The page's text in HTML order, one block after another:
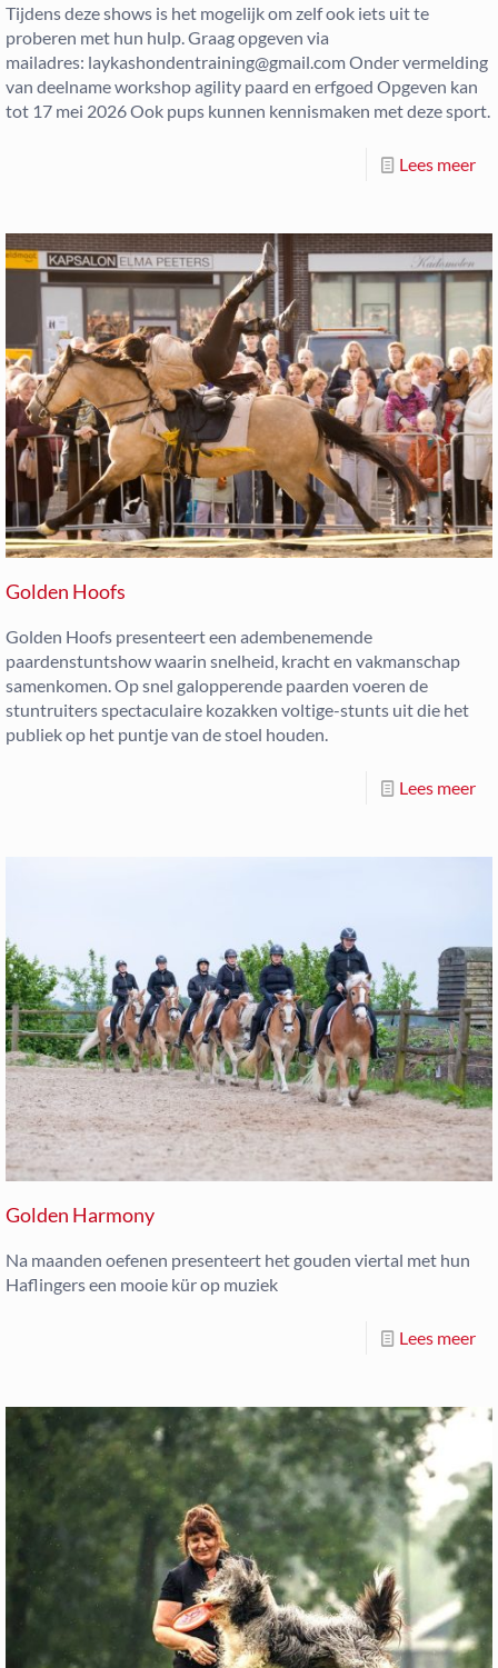
Tijdens deze shows is het mogelijk om zelf ook iets uit te
proberen met hun hulp. Graag opgeven via
mailadres: laykashondentraining@gmail.com Onder vermelding
van deelname workshop agility paard en erfgoed Opgeven kan
tot 17 mei 2026 Ook pups kunnen kennismaken met deze sport.
Lees meer
Golden Hoofs
Golden Hoofs presenteert een adembenemende
paardenstuntshow waarin snelheid, kracht en vakmanschap
samenkomen. Op snel galopperende paarden voeren de
stuntruiters spectaculaire kozakken voltige-stunts uit die het
publiek op het puntje van de stoel houden.
Lees meer
Golden Harmony
Na maanden oefenen presenteert het gouden viertal met hun
Haflingers een mooie kür op muziek
Lees meer